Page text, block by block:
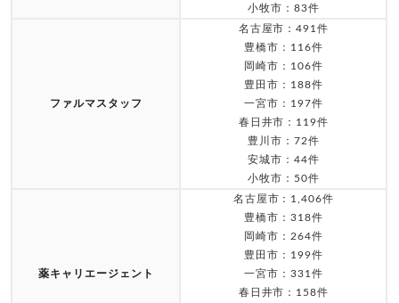
小牧市：83件
ファルマスタッフ
名古屋市：491件
豊橋市：116件
岡崎市：106件
豊田市：188件
一宮市：197件
春日井市：119件
豊川市：72件
安城市：44件
小牧市：50件
薬キャリエージェント
名古屋市：1,406件
豊橋市：318件
岡崎市：264件
豊田市：199件
一宮市：331件
春日井市：158件